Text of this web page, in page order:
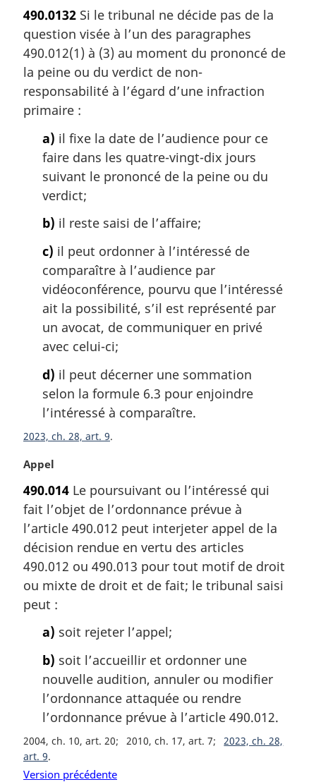
t
e
m
a
g
i
490.0132 Si le tribunal ne décide pas de la
question visée à l’un des paragraphes
490.012(1) à (3) au moment du prononcé de
la peine ou du verdict de non-
responsabilité à l’égard d’une infraction
primaire :
a) il fixe la date de l’audience pour ce
faire dans les quatre-vingt-dix jours
suivant le prononcé de la peine ou du
verdict;
b) il reste saisi de l’affaire;
c) il peut ordonner à l’intéressé de
comparaître à l’audience par
vidéoconférence, pourvu que l’intéressé
ait la possibilité, s’il est représenté par
un avocat, de communiquer en privé
avec celui-ci;
d) il peut décerner une sommation
selon la formule 6.3 pour enjoindre
l’intéressé à comparaître.
2023, ch. 28, art. 9
N
t
e
m
a
g
i
n
Appel
490.014 Le poursuivant ou l’intéressé qui
fait l’objet de l’ordonnance prévue à
l’article 490.012 peut interjeter appel de la
décision rendue en vertu des articles
490.012 ou 490.013 pour tout motif de droit
ou mixte de droit et de fait; le tribunal saisi
peut :
a) soit rejeter l’appel;
b) soit l’accueillir et ordonner une
nouvelle audition, annuler ou modifier
l’ordonnance attaquée ou rendre
l’ordonnance prévue à l’article 490.012.
2004, ch. 10, art. 20 2010, ch. 17, art. 7
2023, ch. 28,
art. 9
Version précédente